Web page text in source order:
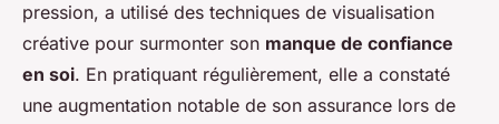
pression, a utilisé des techniques de visualisation
créative pour surmonter son manque de confiance
en soi. En pratiquant régulièrement, elle a constaté
une augmentation notable de son assurance lors de